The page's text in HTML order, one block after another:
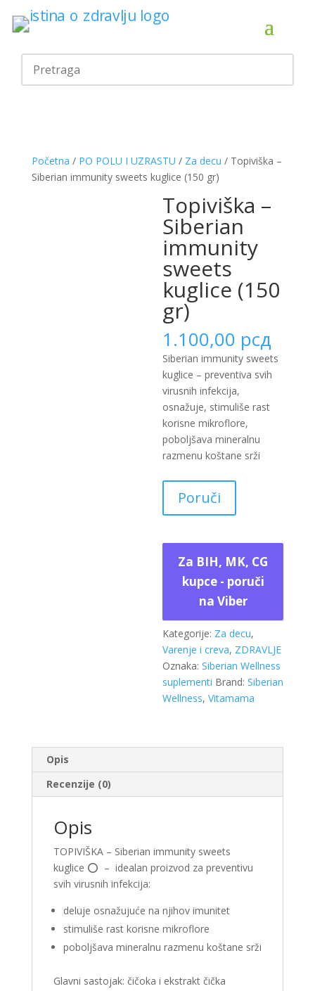
Početna / PO POLU I UZRASTU / Za decu / Topiviška –
Siberian immunity sweets kuglice (150 gr)
Topiviška –
Siberian
immunity
sweets
kuglice (150
gr)
1.100,00 рсд
Siberian immunity sweets
kuglice – preventiva svih
virusnih infekcija,
osnažuje, stimuliše rast
korisne mikroflore,
poboljšava mineralnu
razmenu koštane srži
Poruči
Za BIH, MK, CG
kupce - poruči
na Viber
Kategorije: Za decu,
Varenje i creva, ZDRAVLJE
Oznaka:Siberian Wellness
suplementi Brand:Siberian
Wellness,Vitamama
Opis
Recenzije (0)
Opis
TOPIVIŠKA – Siberian immunity sweets
kuglice ⭕️ – idealan proizvod za preventivu
svih virusnih infekcija:
deluje osnažujuće na njihov imunitet
stimuliše rast korisne mikroflore
poboljšava mineralnu razmenu koštane srži
Glavni sastojak: čičoka i ekstrakt čička